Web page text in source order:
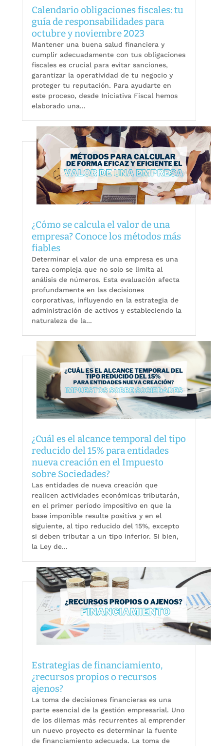
Calendario obligaciones fiscales: tu
guía de responsabilidades para
octubre y noviembre 2023
Mantener una buena salud financiera y
cumplir adecuadamente con tus obligaciones
fiscales es crucial para evitar sanciones,
garantizar la operatividad de tu negocio y
proteger tu reputación. Para ayudarte en
este proceso, desde Iniciativa Fiscal hemos
elaborado una...
¿Cómo se calcula el valor de una
empresa? Conoce los métodos más
fiables
Determinar el valor de una empresa es una
tarea compleja que no solo se limita al
análisis de números. Esta evaluación afecta
profundamente en las decisiones
corporativas, influyendo en la estrategia de
administración de activos y estableciendo la
naturaleza de la...
¿Cuál es el alcance temporal del tipo
reducido del 15% para entidades
nueva creación en el Impuesto
sobre Sociedades?
Las entidades de nueva creación que
realicen actividades económicas tributarán,
en el primer período impositivo en que la
base imponible resulte positiva y en el
siguiente, al tipo reducido del 15%, excepto
si deben tributar a un tipo inferior. Si bien,
la Ley de...
Estrategias de financiamiento,
¿recursos propios o recursos
ajenos?
La toma de decisiones financieras es una
parte esencial de la gestión empresarial. Uno
de los dilemas más recurrentes al emprender
un nuevo proyecto es determinar la fuente
de financiamiento adecuada. La toma de